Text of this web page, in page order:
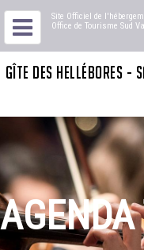
Site Officiel de
Office de Tourisme Sud
GÎTE DES HELLÉBORES -
AGENDA